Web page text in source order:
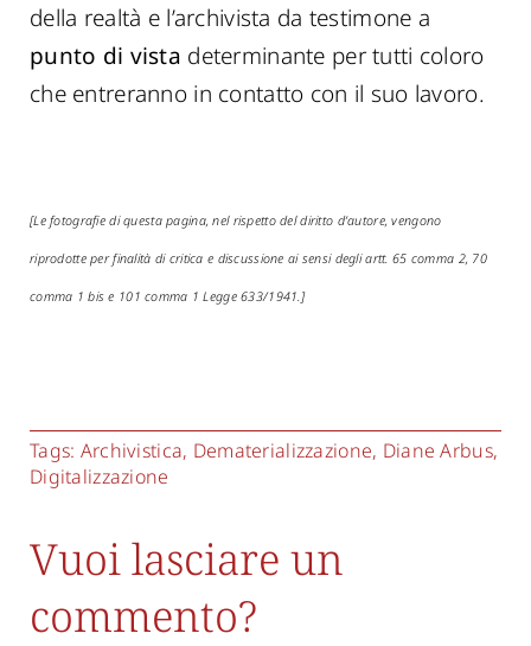
della realtà e l’archivista da testimone a
punto di vista determinante per tutti coloro
che entreranno in contatto con il suo lavoro.
[Le fotografie di questa pagina, nel rispetto del diritto d’autore, vengono
riprodotte per finalità di critica e discussione ai sensi degli artt. 65 comma 2, 70
comma 1 bis e 101 comma 1 Legge 633/1941.]
Tags: Archivistica, Dematerializzazione, Diane Arbus,
Digitalizzazione
Vuoi lasciare un
commento?